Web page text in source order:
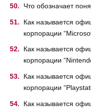
Что обозначает
Как называется
корпорации
Как называется
корпорации
Как называется
корпорации
Как называется